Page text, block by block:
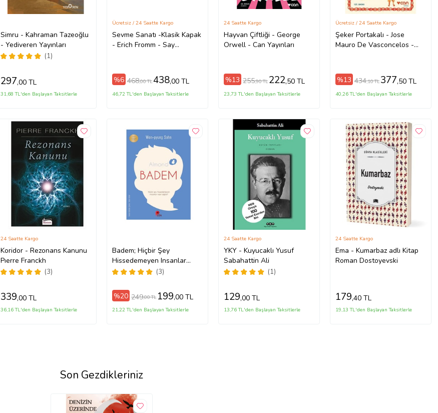
Simru - Kahraman Tazeoğlu
- Yediveren Yayınları
(1)
297,00 TL
31,68 TL'den Başlayan Taksitlerle
Sevme Sanatı -Klasik Kapak
- Erich Fromm - Say
Ücretsiz / 24 Saatte Kargo
%6 468,00 TL438,00 TL
46,72 TL'den Başlayan Taksitlerle
Hayvan Çiftliği - George
Orwell - Can Yayınları
24 Saatte Kargo
%13 255,90 TL 222,50 TL
23,73 TL'den Başlayan Taksitlerle
Şeker Portakalı - Jose
Mauro De Vasconcelos -
Ücretsiz / 24 Saatte Kargo
%13 434,10 TL 377,50 TL
40,26 TL'den Başlayan Taksitlerle
Koridor - Rezonans Kanunu
Pıerre Franckh
(3)
24 Saatte Kargo
339,00 TL
36,16 TL'den Başlayan Taksitlerle
Badem; Hiçbir Şey
Hissedemeyen Insanlar
Nasıl Ağlar - Won-pyung
(3)
%20 249,00 TL 199,00 TL
21,22 TL'den Başlayan Taksitlerle
YKY - Kuyucaklı Yusuf
Sabahattin Ali
(1)
24 Saatte Kargo
129,00 TL
13,76 TL'den Başlayan Taksitlerle
Ema - Kumarbaz adlı Kitap
Roman Dostoyevski
24 Saatte Kargo
179,40 TL
19,13 TL'den Başlayan Taksitlerle
Son Gezdikleriniz